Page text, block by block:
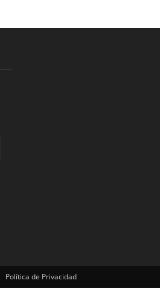
Política de Privacidad